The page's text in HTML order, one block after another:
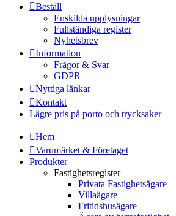
Beställ
Enskilda upplysningar
Fullständiga register
Nyhetsbrev
Information
Frågor & Svar
GDPR
Nyttiga länkar
Kontakt
Lägre pris på porto och trycksaker
Hem
Varumärket & Företaget
Produkter
Fastighetsregister
Privata Fastighetsägare
Villaägare
Fritidshusägare